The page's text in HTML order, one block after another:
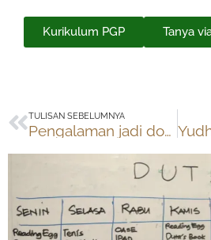
Kurikulum PGP Tanya
Prev
TULISAN SEBELUMNYA
Pengalaman jadi dosen Aplikasi Internet di UI tahun 2014